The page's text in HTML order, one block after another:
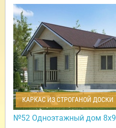
КАРКАС ИЗ СТРОГАНОЙ ДОСКИ
№52 Одноэтажный дом 8х9